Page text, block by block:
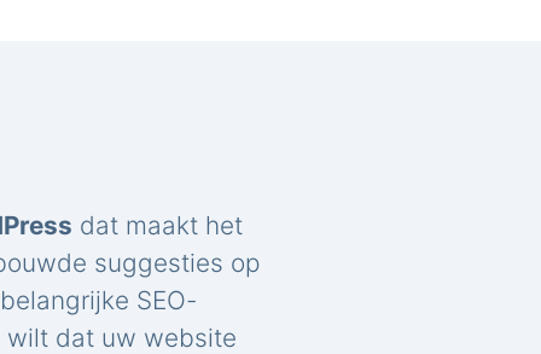
dat maakt het
suggesties op
SEO-
wilt dat uw website